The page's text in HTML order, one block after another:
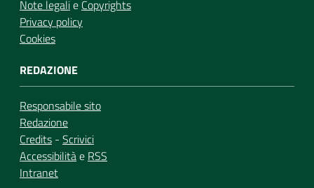
Note legalie Copyrights
Privacy policy
Cookies
REDAZIONE
Responsabile sito
Redazione
Credits - Scrivici
Accessibilitàe RSS
Intranet